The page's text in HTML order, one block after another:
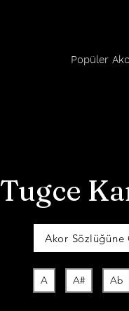
Popüler
Tugce
Akor Sözlüğüne
A A# Ab